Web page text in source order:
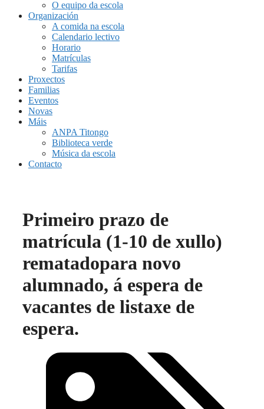
O equipo da escola
Organización
A comida na escola
Calendario lectivo
Horario
Matrículas
Tarifas
Proxectos
Familias
Eventos
Novas
Máis
ANPA Titongo
Biblioteca verde
Música da escola
Contacto
Primeiro prazo de
matrícula (1-10 de xullo)
rematadopara novo
alumnado, á espera de
vacantes de listaxe de
espera.